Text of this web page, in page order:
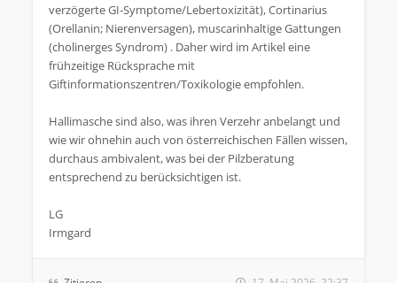
verzögerte GI‑Symptome/Lebertoxizität), Cortinarius
(Orellanin; Nierenversagen), muscarinhaltige Gattungen
(cholinerges Syndrom) . Daher wird im Artikel eine
frühzeitige Rücksprache mit
Giftinformationszentren/Toxikologie empfohlen.
Hallimasche sind also, was ihren Verzehr anbelangt und
wie wir ohnehin auch von österreichischen Fällen wissen,
durchaus ambivalent, was bei der Pilzberatung
entsprechend zu berücksichtigen ist.
LG
Irmgard